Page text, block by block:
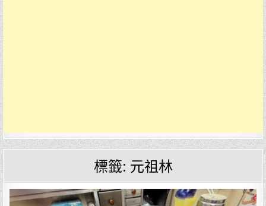
標籤: 元祖林